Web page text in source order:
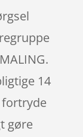
14
fortryde
gøre